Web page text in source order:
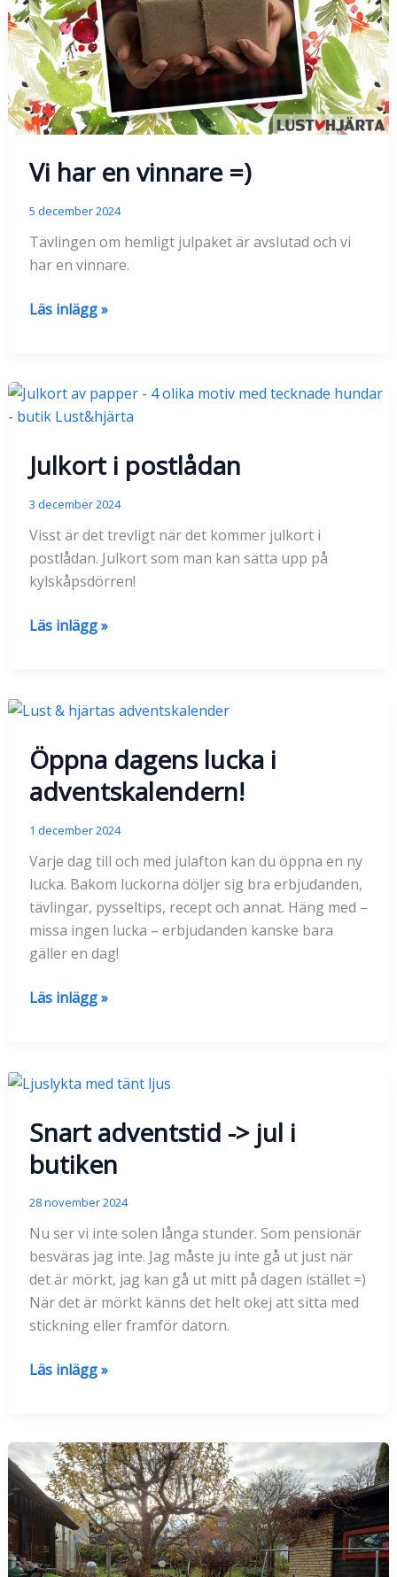
Vi har en vinnare =)
5 december 2024
Tävlingen om hemligt julpaket är avslutad och vi
har en vinnare.
Vi
=)
Läs inlägg »
Julkort i postlådan
3 december 2024
Visst är det trevligt när det kommer julkort i
postlådan. Julkort som man kan sätta upp på
kylskåpsdörren!
Julkort
Läs inlägg »
Öppna dagens lucka i
adventskalendern!
1 december 2024
Varje dag till och med julafton kan du öppna en ny
lucka. Bakom luckorna döljer sig bra erbjudanden,
tävlingar, pysseltips, recept och annat. Häng med –
missa ingen lucka – erbjudanden kanske bara
gäller en dag!
Öppna
adventskalendern!
Läs inlägg »
Snart adventstid -> jul i
butiken
28 november 2024
Nu ser vi inte solen långa stunder. Som pensionär
besväras jag inte. Jag måste ju inte gå ut just när
det är mörkt, jag kan gå ut mitt på dagen istället =)
När det är mörkt känns det helt okej att sitta med
stickning eller framför datorn.
Snart
>
jul
i
butiken
Läs inlägg »